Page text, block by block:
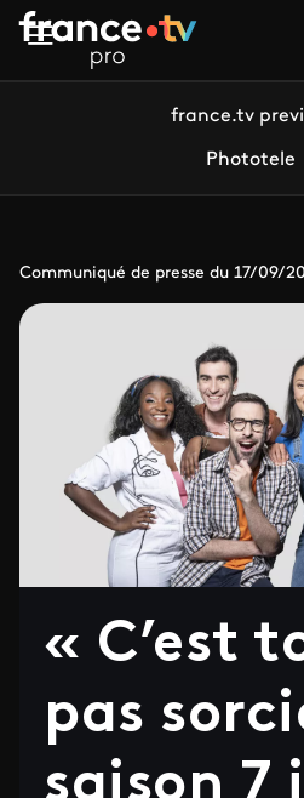
Aller au contenu principal
france.tv
Phototele
Communiqué de presse du 17/09/
« C’est
pas